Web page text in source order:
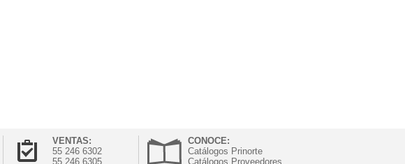
VENTAS:
55 246 6302
55 246 6305
CONOCE:
Catálogos Prinorte
Catálogos Proveedores